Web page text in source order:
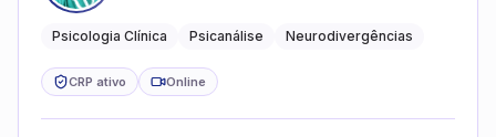
crianças neurotípicas
Psicologia Clínica Psicanálise Neurodivergências
CRP ativo Online